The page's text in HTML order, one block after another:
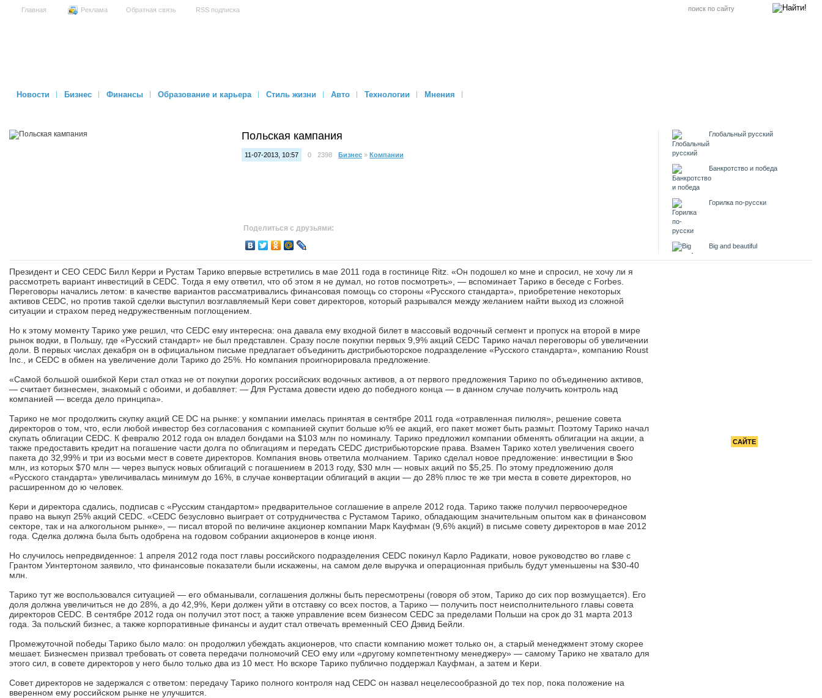
Главная Реклама Обратная связь RSS подписка
Новости Бизнес Финансы Образование и карьера Стиль жизни Авто Технологии Мнения
Польская кампания
11-07-2013, 10:57 0 2398 Бизнес » Компании
Поделиться с друзьями:
Глобальный русский
Банкротство и победа
Горилка по-русски
Big and beautiful
Президент и CEO CEDC Билл Керри и Рустам Тарико впервые встретились в мае 2011 года в гостинице Ritz. «Он подошел ко мне и спросил, не хочу ли я
рассмотреть вариант инвестиций в CEDC. Тогда я ему ответил, что об этом я не думал, но готов посмотреть», — вспоминает Тарико в беседе с Forbes.
Переговоры начались летом: в качестве вариантов рассматривались финансовая помощь со стороны «Русского стандарта», приобретение некоторых
активов CEDC, нo против такой сделки выступил возглавляемый Кери совет директоров, который разрывался между желанием найти выход из сложной
ситуации и страхом перед недружественным поглощением.
Но к этому моменту Тарико уже решил, что CEDC ему интересна: она давала ему входной билет в массовый водочный сегмент и пропуск на второй в мире
рынок водки, в Польшу, где «Русский стандарт» не был представлен. Сразу после покупки первых 9,9% акций CEDC Тарико начал переговоры об увеличении
доли. В первых числах декабря он в официальном письме предлагает объединить дистрибьюторское подразделение «Русского стандарта», компанию Roust
Inc., и CEDC в обмен на увеличение доли Тарико до 25%. Но компания проигнорировала предложение.
«Самой большой ошибкой Кери стал отказ не от покупки дорогих российских водочных активов, а от первого предложения Тарико по объединению активов,
— считает бизнесмен, знакомый с обоими, и добавляет: — Для Рустама довести идею до победного конца — в данном случае получить контроль над
компанией — всегда дело принципа».
Тарико не мог продолжить скупку акций СЕ DC на рынке: у компании имелась принятая в сентябре 2011 года «отравленная пилюля», решение совета
директоров о том, что, если любой инвестор без согласования с компанией скупит больше ю% ее акций, его пакет может быть размыт. Поэтому Тарико начал
скупать облигации CEDC. К февралю 2012 года он владел бондами на $103 млн по номиналу. Тарико предложил компании обменять облигации на акции, а
также предоставить кредит на погашение части долга по облигациям и передать CEDC дистрибьюторские права. Взамен Тарико хотел увеличения своего
пакета до 32,99% и три из восьми мест в совете директоров. Компания вновь ответила молчанием. Тарико сделал новое предложение: инвестиции в $юо
млн, из которых $70 млн — через выпуск новых облигаций с погашением в 2013 году, $30 млн — новых акций по $5,25. По этому предложению доля
«Русского стандарта» увеличивалась минимум до 16%, в случае конвертации облигаций в акции — до 28% плюс те же три места в совете директоров, но
расширенном до ю человек.
Кери и директора сдались, подписав с «Русским стандартом» предварительное соглашение в апреле 2012 года. Тарико также получил первоочередное
право на выкуп 25% акций CEDC. «CEDC безусловно выиграет от сотрудничества с Рустамом Тарико, обладающим значительным опытом как в финансовом
секторе, так и на алкогольном рынке», — писал второй по величине акционер компании Марк Кауфман (9,6% акций) в письме совету директоров в мае 2012
года. Сделка должна была быть одобрена на годовом собрании акционеров в конце июня.
Но случилось непредвиденное: 1 апреля 2012 года пост главы российского подразделения CEDC покинул Карло Радикати, новое руководство во главе с
Грантом Уинтертоном заявило, что финансовые показатели были искажены, на самом деле выручка и операционная прибыль будут уменьшены на $30-40
млн.
Тарико тут же воспользовался ситуацией — его обманывали, соглашения должны быть пересмотрены (говоря об этом, Тарико до сих пор возмущается). Его
доля должна увеличиться не до 28%, а до 42,9%, Кери должен уйти в отставку со всех постов, а Тарико — получить пост неисполнительного главы совета
директоров CEDC. В сентябре 2012 года он получил этот пост, а также управление всем бизнесом CEDC за пределами Польши на срок до 31 марта 2013
года. За польский бизнес, а также корпоративные финансы и аудит стал отвечать временный CEO Дэвид Бейли.
Промежуточной победы Тарико было мало: он продолжил убеждать акционеров, что спасти компанию может только он, а старый менеджмент этому скорее
мешает. Бизнесмен призвал требовать от совета передачи полномочий CEO ему или «другому компетентному менеджеру» — самому Тарико не хватало для
этого сил, в совете директоров у него было только два из 10 мест. Но вскоре Тарико публично поддержал Кауфман, а затем и Кери.
Совет директоров не задержался с ответом: передачу Тарико полного контроля над CEDC он назвал нецелесообразной до тех пор, пока положение на
вверенном ему российском рынке не улучшится.
САЙТЕ